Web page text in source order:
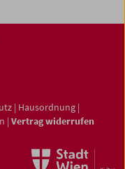
| Hausordnung |
| Vertrag widerrufen